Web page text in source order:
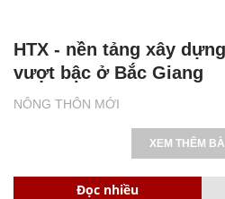
NÔNG THÔN MỚI
HTX - nền tảng xây
vượt bậc ở Bắc Giang
XEM THÊM
Đọc nhiều